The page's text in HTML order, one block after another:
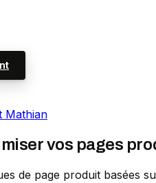
Mathian
vos pages
de page produit basées